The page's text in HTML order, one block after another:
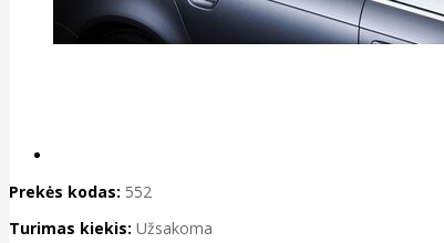
Prekės kodas: 552
Turimas kiekis: Užsakoma